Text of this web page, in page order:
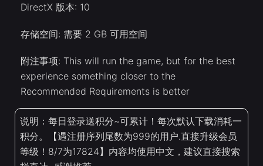
DirectX 版本: 10
存储空间: 需要 2 GB 可用空间
附注事项: This will run the game, but for the best
experience something closer to the
Recommended Requirements is better
说明：每日登录送积分~可累计！每次默认下载消耗一
积分。【遇注册序列尾数为999的用户.直接升级会员
等级！8/7为17824】内容均使用中文，建议直接搜索